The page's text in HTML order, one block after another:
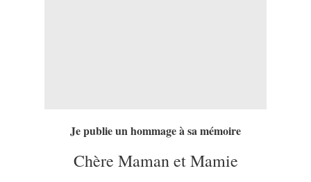
Je publie un hommage à sa mémoire
Chère Maman et Mamie